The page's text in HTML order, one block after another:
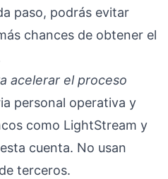
paso, podrás evitar
chances de obtener el
acelerar el proceso
personal operativa y
como LightStream y
cuenta. No usan
terceros.